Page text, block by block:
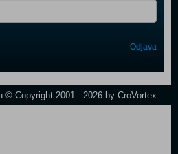
Odjava
Copyright 2001 - 2026 by CroVortex.